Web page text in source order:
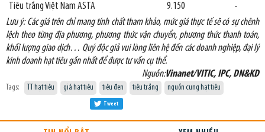
Tiêu trắng Việt Nam ASTA
9.150
-
Lưu ý: Các giá trên chỉ mang tính chất tham khảo, mức giá thực tế sẽ có sự chênh
lệch theo từng địa phương, phương thức vận chuyển, phương thức thanh toán,
khối lượng giao dịch… Quý độc giả vui lòng liên hệ đến các doanh nghiệp, đại lý
kinh doanh hạt tiêu gần nhất để được tư vấn cụ thể.
Nguồn:Vinanet/VITIC, IPC, DN&KD
Tags: TT hạt tiêu giá hạt tiêu tiêu đen tiêu trắng nguồn cung hạt tiêu
Tweet